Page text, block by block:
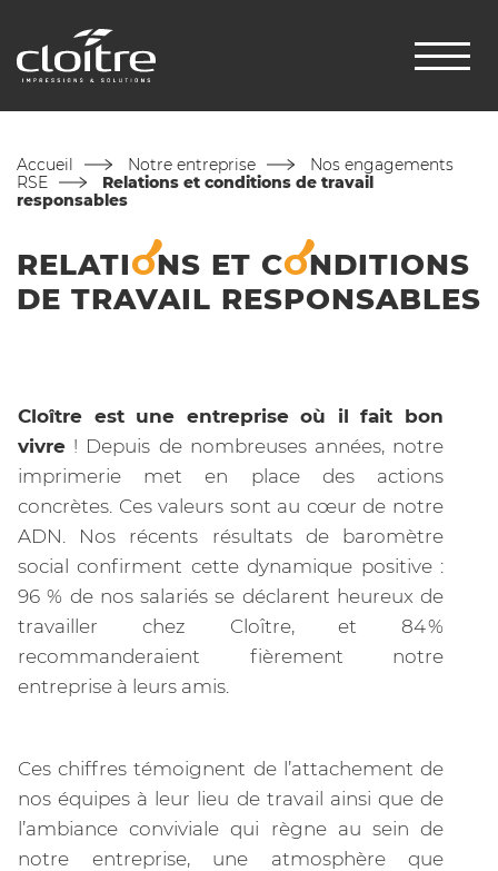
Accueil Notre entreprise
Nos engagements
RSE
Relations et conditions de travail
responsables
RELATIONS ET CONDITIONS
DE TRAVAIL RESPONSABLES
Cloître est une entreprise où il fait bon
vivre ! Depuis de nombreuses années, notre
imprimerie met en place des actions
concrètes. Ces valeurs sont au cœur de notre
ADN. Nos récents résultats de baromètre
social confirment cette dynamique positive :
96 % de nos salariés se déclarent heureux de
travailler chez Cloître, et 84 %
recommanderaient fièrement notre
entreprise à leurs amis.
Ces chiffres témoignent de l’attachement de
nos équipes à leur lieu de travail ainsi que de
l’ambiance conviviale qui règne au sein de
notre entreprise, une atmosphère que